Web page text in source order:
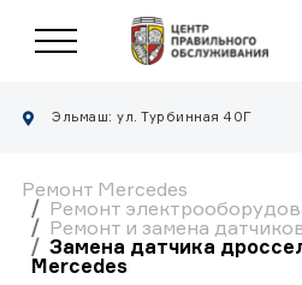
Эльмаш: ул. Турбинная 40Г
Ремонт Mercedes
Ремонт
Ремонт и замена
Замена датчика
Mercedes